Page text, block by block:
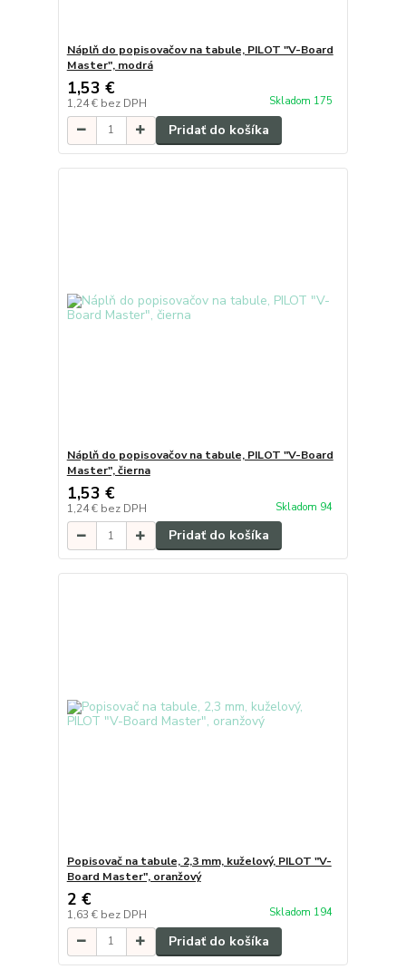
Náplň do popisovačov na tabule, PILOT "V-Board
Master", modrá
1,53 €
1,24 € bez DPH Skladom 175
Pridať do košíka
Náplň do popisovačov na tabule, PILOT "V-Board
Master", čierna
1,53 €
1,24 € bez DPH Skladom 94
Pridať do košíka
Popisovač na tabule, 2,3 mm, kuželový, PILOT "V-
Board Master", oranžový
2 €
1,63 € bez DPH Skladom 194
Pridať do košíka